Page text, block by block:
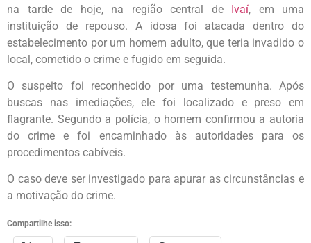
na tarde de hoje, na região central de Ivaí, em uma
instituição de repouso. A idosa foi atacada dentro do
estabelecimento por um homem adulto, que teria invadido o
local, cometido o crime e fugido em seguida.
O suspeito foi reconhecido por uma testemunha. Após
buscas nas imediações, ele foi localizado e preso em
flagrante. Segundo a polícia, o homem confirmou a autoria
do crime e foi encaminhado às autoridades para os
procedimentos cabíveis.
O caso deve ser investigado para apurar as circunstâncias e
a motivação do crime.
Compartilhe isso: